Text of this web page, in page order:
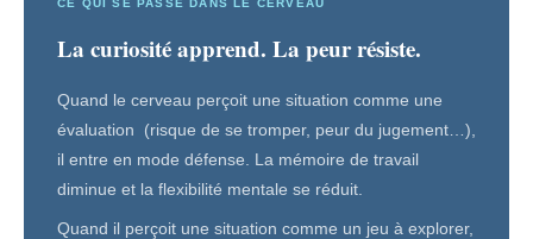
CE QUI SE PASSE DANS LE CERVEAU
La curiosité apprend. La peur résiste.
Quand le cerveau perçoit une situation comme une
évaluation (risque de se tromper, peur du jugement…),
il entre en mode défense. La mémoire de travail
diminue et la flexibilité mentale se réduit.
Quand il perçoit une situation comme un jeu à explorer,